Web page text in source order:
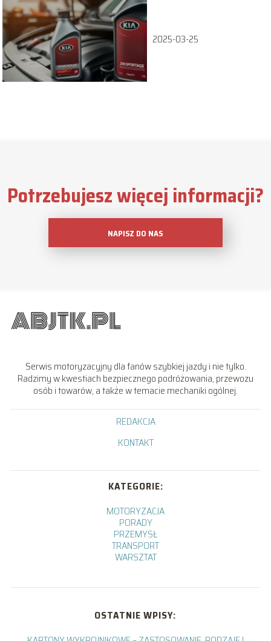
2025-03-25
Potrzebujesz więcej informacji?
NAPISZ DO NAS
Serwis motoryzacyjny dla fanów szybkiej jazdy i nie tylko.
Radzimy w kwestiach bezpiecznego podróżowania, przewozu
osób i towarów, a także w temacie mechaniki ogólnej.
REDAKCJA
KONTAKT
KATEGORIE:
MOTORYZACJA
PORADY
PRZEMYSŁ
TRANSPORT
WARSZTAT
OSTATNIE WPISY: